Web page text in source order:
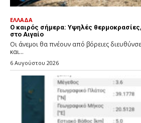
ΕΛΛΑΔΑ
Ο καιρός σήμερα: Υψηλές θερμοκρασίες,
στο Αιγαίο
Οι άνεμοι θα πνέουν από βόρειες
και...
6 Αυγούστου 2026